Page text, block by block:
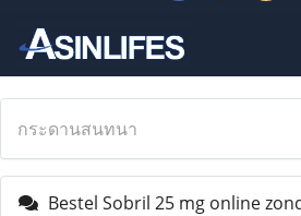
กระดานสนทนา
Bestel Sobril 25 mg online